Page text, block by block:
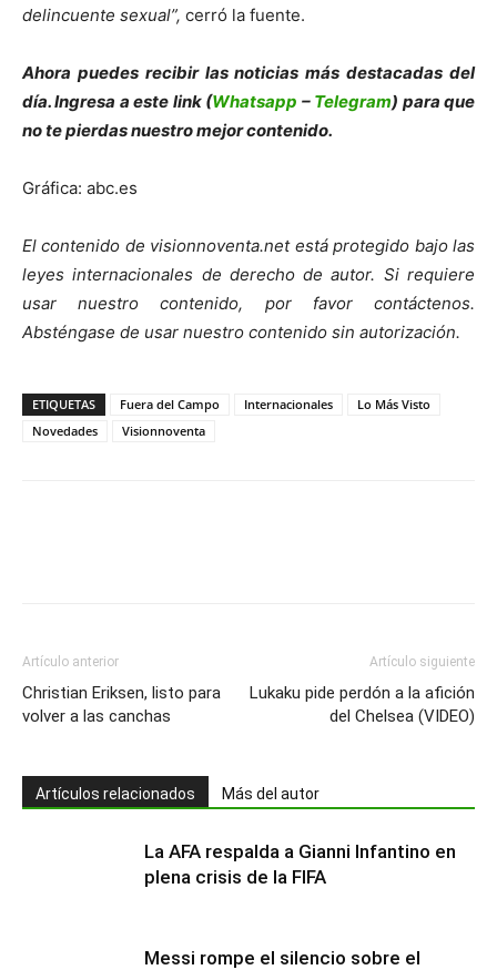
delincuente sexual”, cerró la fuente.
Ahora puedes recibir las noticias más destacadas del
día. Ingresa a este link (Whatsapp – Telegram) para que
no te pierdas nuestro mejor contenido.
Gráfica: abc.es
El contenido de visionnoventa.net está protegido bajo las
leyes internacionales de derecho de autor. Si requiere
usar nuestro contenido, por favor contáctenos.
Absténgase de usar nuestro contenido sin autorización.
ETIQUETAS Fuera del Campo Internacionales
Lo Más Visto
Novedades
Visionnoventa
Artículo anterior
Christian Eriksen, listo para
volver a las canchas
Artículo siguiente
Lukaku pide perdón a la afición
del Chelsea (VIDEO)
Artículos relacionados Más del autor
La AFA respalda a Gianni Infantino en
plena crisis de la FIFA
Messi rompe el silencio sobre el